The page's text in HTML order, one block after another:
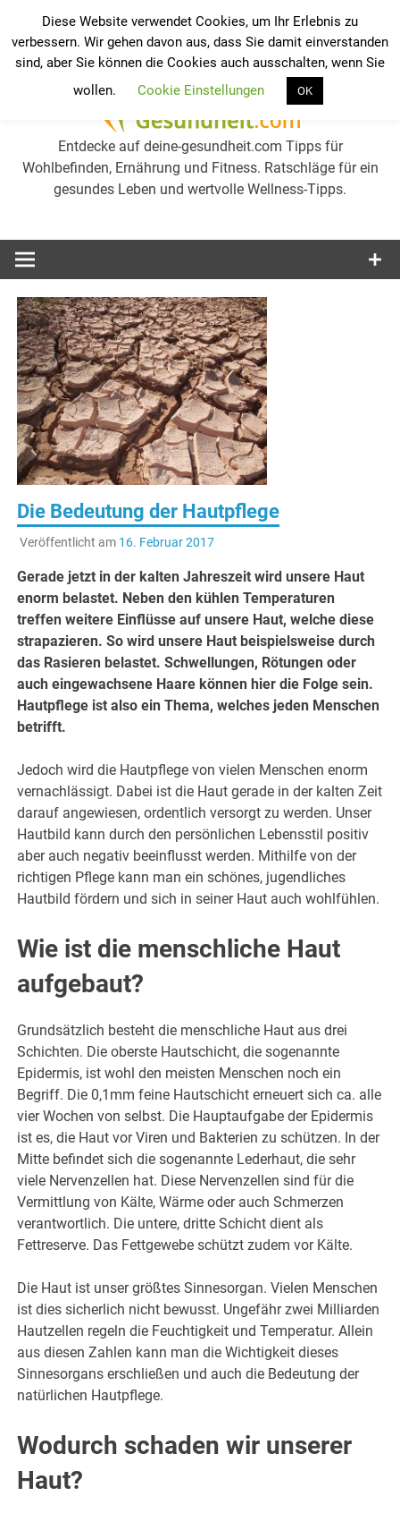
Werkzeugleiste öffnen
springen
Entdecke auf deine-gesundheit.com Tipps für
Wohlbefinden, Ernährung und Fitness. Ratschläge für ein
gesundes Leben und wertvolle Wellness-Tipps.
Die Bedeutung der Hautpflege
Veröffentlicht am 16. Februar 2017
Gerade jetzt in der kalten Jahreszeit wird unsere Haut
enorm belastet. Neben den kühlen Temperaturen
treffen weitere Einflüsse auf unsere Haut, welche diese
strapazieren. So wird unsere Haut beispielsweise durch
das Rasieren belastet. Schwellungen, Rötungen oder
auch eingewachsene Haare können hier die Folge sein.
Hautpflege ist also ein Thema, welches jeden Menschen
betrifft.
Jedoch wird die Hautpflege von vielen Menschen enorm
vernachlässigt. Dabei ist die Haut gerade in der kalten Zeit
darauf angewiesen, ordentlich versorgt zu werden. Unser
Hautbild kann durch den persönlichen Lebensstil positiv
aber auch negativ beeinflusst werden. Mithilfe von der
richtigen Pflege kann man ein schönes, jugendliches
Hautbild fördern und sich in seiner Haut auch wohlfühlen.
Wie ist die menschliche Haut
aufgebaut?
Grundsätzlich besteht die menschliche Haut aus drei
Schichten. Die oberste Hautschicht, die sogenannte
Epidermis, ist wohl den meisten Menschen noch ein
Begriff. Die 0,1mm feine Hautschicht erneuert sich ca. alle
vier Wochen von selbst. Die Hauptaufgabe der Epidermis
ist es, die Haut vor Viren und Bakterien zu schützen. In der
Mitte befindet sich die sogenannte Lederhaut, die sehr
viele Nervenzellen hat. Diese Nervenzellen sind für die
Vermittlung von Kälte, Wärme oder auch Schmerzen
verantwortlich. Die untere, dritte Schicht dient als
Fettreserve. Das Fettgewebe schützt zudem vor Kälte.
Die Haut ist unser größtes Sinnesorgan. Vielen Menschen
ist dies sicherlich nicht bewusst. Ungefähr zwei Milliarden
Hautzellen regeln die Feuchtigkeit und Temperatur. Allein
aus diesen Zahlen kann man die Wichtigkeit dieses
Sinnesorgans erschließen und auch die Bedeutung der
natürlichen Hautpflege.
Wodurch schaden wir unserer
Haut?
Diese Website verwendet Cookies, um Ihr Erlebnis zu
verbessern. Wir gehen davon aus, dass Sie damit einverstanden
sind, aber Sie können die Cookies auch ausschalten, wenn Sie
wollen.
Cookie Einstellungen OK